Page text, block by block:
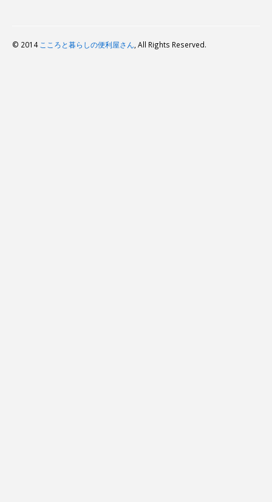
© 2014 こころと暮らしの便利屋さん , All Rights Reserved.